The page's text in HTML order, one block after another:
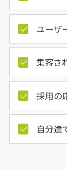
ユーザ
集客さ
採用の
自分達